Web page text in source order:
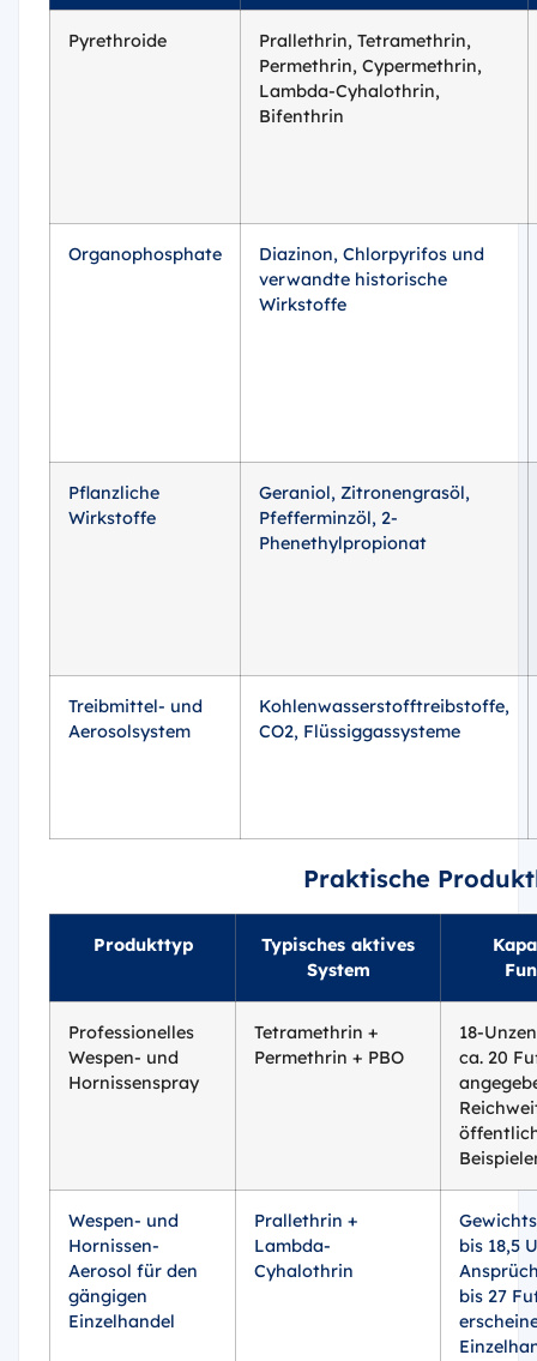
Pyrethroide
Prallethrin, Tetramethrin,
Permethrin, Cypermethrin,
Lambda-Cyhalothrin,
Bifenthrin
Organophosphate
Diazinon, Chlorpyrifos und
verwandte historische
Wirkstoffe
Pflanzliche
Wirkstoffe
Geraniol, Zitronengrasöl,
Pfefferminzöl, 2-
Phenethylpropionat
Treibmittel- und
Aerosolsystem
Kohlenwasserstofftreibstoffe,
CO2, Flüssiggassysteme
Praktische
Produkttyp
Typisches aktives
System
Professionelles
Wespen- und
Hornissenspray
Tetramethrin +
Permethrin + PBO
18-
ca. 20
Wespen- und
Hornissen-
Aerosol für den
gängigen
Einzelhandel
Prallethrin +
Lambda-
Cyhalothrin
bis 18,5
bis 27